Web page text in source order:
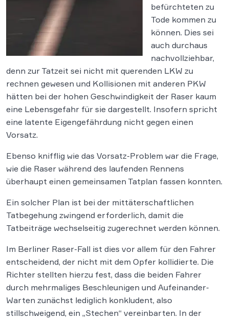
befürchteten zu
Tode kommen zu
können. Dies sei
auch durchaus
nachvollziehbar,
denn zur Tatzeit sei nicht mit querenden LKW zu
rechnen gewesen und Kollisionen mit anderen PKW
hätten bei der hohen Geschwindigkeit der Raser kaum
eine Lebensgefahr für sie dargestellt. Insofern spricht
eine latente Eigengefährdung nicht gegen einen
Vorsatz.
Ebenso knifflig wie das Vorsatz-Problem war die Frage,
wie die Raser während des laufenden Rennens
überhaupt einen gemeinsamen Tatplan fassen konnten.
Ein solcher Plan ist bei der mittäterschaftlichen
Tatbegehung zwingend erforderlich, damit die
Tatbeiträge wechselseitig zugerechnet werden können.
Im Berliner Raser-Fall ist dies vor allem für den Fahrer
entscheidend, der nicht mit dem Opfer kollidierte. Die
Richter stellten hierzu fest, dass die beiden Fahrer
durch mehrmaliges Beschleunigen und Aufeinander-
Warten zunächst lediglich konkludent, also
stillschweigend, ein „Stechen“ vereinbarten. In der